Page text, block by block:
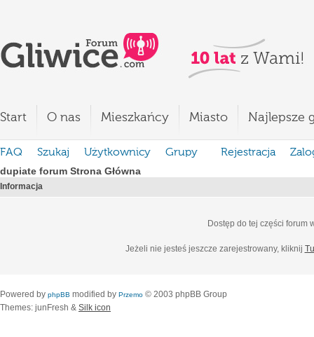
Start O nas Mieszkańcy Miasto Najlepsze
FAQ Szukaj Użytkownicy Grupy Rejestracja
dupiate forum Strona Główna
Informacja
Dostęp do tej części forum
Jeżeli nie jesteś jeszcze zarejestrowany, kliknij
Powered by phpBB modified by Przemo © 2003 phpBB Group
Themes: junFresh & Silk icon